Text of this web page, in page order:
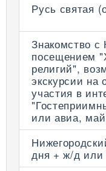
Русь святая
Знакомство с
посещением
религий",
экскурсии на
участия в
или авиа,
дня + ж/д или